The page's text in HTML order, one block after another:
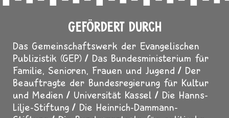
GEFÖRDERT DURCH
Das Gemeinschaftswerk der Evangelischen
Publizistik (GEP)
Das Bundesministerium für
Familie, Senioren, Frauen und Jugend
Der
Beauftragte der Bundesregierung für Kultur
und Medien
Universität Kassel
Die Hanns-
Lilje-Stiftung
Die Heinrich-Dammann-